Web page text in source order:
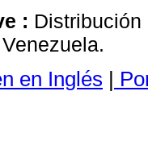
:
en Inglés |